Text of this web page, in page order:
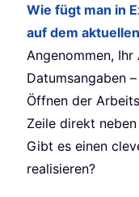
Wie fügt man in
auf dem
Angenommen,
Datumsangaben
Öffnen der
Zeile direkt
Gibt es einen
realisieren?